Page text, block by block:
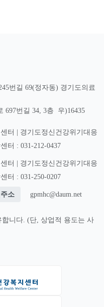
번길 69(정자동) 경기도의료
697번길 34, 3층 우)16435
터 | 경기도정신건강위기대응
터 : 031-212-0437
터 | 경기도정신건강위기대응
터 : 031-250-0207
소 gpmhc@daum.net
니다. (단, 상업적 용도는 사